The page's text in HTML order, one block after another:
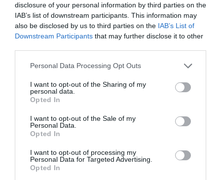
disclosure of your personal information by third parties on the
IAB’s list of downstream participants. This information may
also be disclosed by us to third parties on the IAB’s List of
Downstream Participants that may further disclose it to other
Personal Data Processing Opt Outs
I want to opt-out of the Sharing of my
personal data.
Opted In
I want to opt-out of the Sale of my
Personal Data.
Opted In
I want to opt-out of processing my
Personal Data for Targeted Advertising.
Opted In
δύο εξ αυτών όταν κατέκτησε το χρυσό
μετάλλιο στους Ολυμπιακούς Αγώνες του Τόκιο
το 2021.
Συνολικά η Κουάν συγκέντρωσε 425.60 βαθμούς
συγκεντρώνει 420.70 και την τρίτη Κιμ από τη
Βόρεια Κορέα να συγκεντρώνει 364.50 βαθμούς.
Το πρώτο της χρυσό στο Παρίσι η Κουάν το
μέτρα με μια βουτιά που επίσης έγραψε ιστορία.